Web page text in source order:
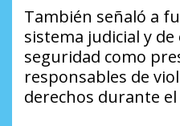
También señaló a
sistema judicial y
seguridad como
responsables de
derechos durante